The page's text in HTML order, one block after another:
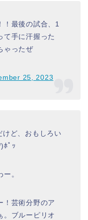
！最後の試合、1
て手に汗握った
ゃったぜ
25, 2023
けど、おもしろい
ﾎﾟｯ
。
！芸術分野のア
。ブルーピリオ